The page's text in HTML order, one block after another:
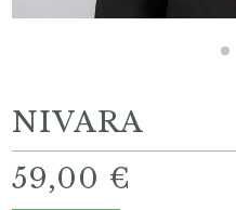
NIVARA
59,00 €